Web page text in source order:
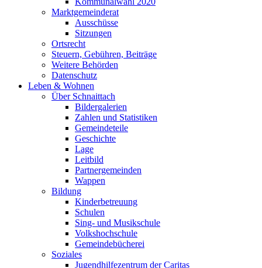
Marktgemeinderat
Ausschüsse
Sitzungen
Ortsrecht
Steuern, Gebühren, Beiträge
Weitere Behörden
Datenschutz
Leben & Wohnen
Über Schnaittach
Bildergalerien
Zahlen und Statistiken
Gemeindeteile
Geschichte
Lage
Leitbild
Partnergemeinden
Wappen
Bildung
Kinderbetreuung
Schulen
Sing- und Musikschule
Volkshochschule
Gemeindebücherei
Soziales
Jugendhilfezentrum der Caritas